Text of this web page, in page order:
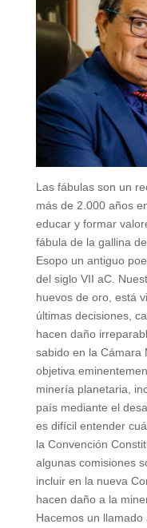
Las fábulas son un
más de 2.000 años
educar y formar
fábula de la gallina
Esopo un antiguo
del siglo VII aC.
huevos de oro, está
últimas decisiones,
hacen daño
sabido en la Cámara
objetiva
minería planetaria,
país mediante el
es difícil entender
la Convención
algunas comisiones
incluir en la nueva
hacen daño a la
Hacemos un